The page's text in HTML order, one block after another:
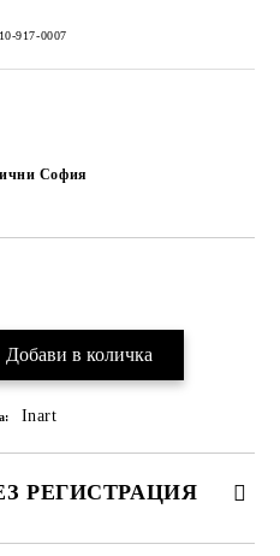
917-0007
София
Inart
РЕГИСТРАЦИЯ